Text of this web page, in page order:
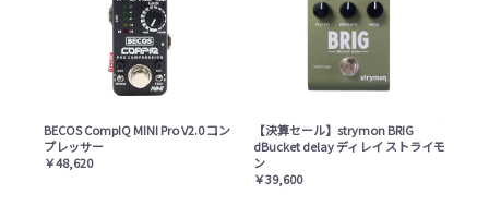
BECOS CompIQ MINI Pro V2.0 コン
プレッサー
￥48,620
【決算セール】strymon BRIG
dBucket delay ディレイ ストライモ
ン
￥39,600